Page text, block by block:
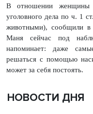
В отношении женщины
уголовного дела по ч. 1
животными), сообщили
Маня сейчас под
напоминает: даже
решаться с помощью
может за себя постоять.
НОВОСТИ ДНЯ